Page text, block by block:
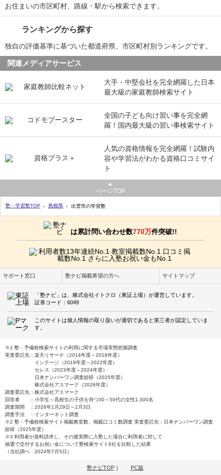
お住まいの市区町村、路線・駅から検索できます。
ランキングから探す
独自の評価基準に基づいた都道府県、市区町村別ランキングです。
関連メディアサービス
大手・中堅会社を完全網羅した日本
最大級の家庭教師検索サイト
全国の子ども向け習い事を完全網
羅！国内最大級の習い事検索サイト
人気の資格情報を完全網羅！試験内
容や学習法がわかる資格口コミサイ
ト
ページTOP
塾・学習塾TOP 島根県 出雲市の学習塾
は累計問い合わせ数770万件突破!!
サポート窓口 塾ナビ掲載希望の方へ サイトマップ
「塾ナビ」は、株式会社イトクロ（東証上場）が運営しています。
証券コード：6049
このサイトは個人情報の取り扱いが適切であると第三者が認定していま
す。
※1 塾・予備校検索サイトの利用に関する市場実態把握調査
実査委託先：楽天リサーチ（2014年度～2018年度）
インテージ（2019年度～2022年度）
セレス（2023年度～2024年度）
日本ナンバーワン調査総研（2025年度）
株式会社アスマーク（2026年度）
調査委託先：株式会社アスマーク
回答者 ：小学生～高校生の子供を持つ30～50代の女性1,300名
調査期間 ：2026年1月29日～2月3日
調査手法 ：インターネット調査
※2 塾・予備校検索サイト掲載教室数、掲載口コミ数調査 実査委託先：日本ナンバーワン調査
総研（2025年度）
※3 利用者が資料請求し、その後実際に入塾した場合に利用者に対して
抽選で交付するお祝い金について塾検索サイト6社を比較した結果
（当社調べ 2024年7月5日）
塾ナビTOP｜ PC版